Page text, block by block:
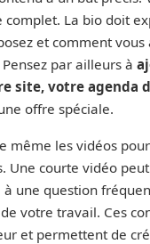
complet. La bio doit
et comment vous
par ailleurs à
site, votre agenda
offre spéciale.
même les vidéos
Une courte vidéo
à une question
votre travail. Ces
et permettent de